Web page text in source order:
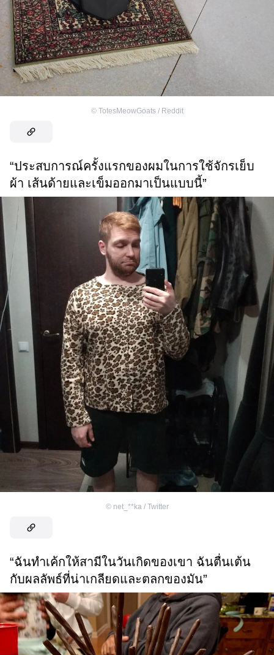
© TotesMeowGoats / Reddit
“ประสบการณ์ครั้งแรกของผมในการใช้จักรเย็บ
ผ้า เส้นด้ายและเข็มออกมาเป็นแบบนี้”
© net_**ka / Twitter
“ฉันทำเค้กให้สามีในวันเกิดของเขา ฉันตื่นเต้น
กับผลลัพธ์ที่น่าเกลียดและตลกของมัน”